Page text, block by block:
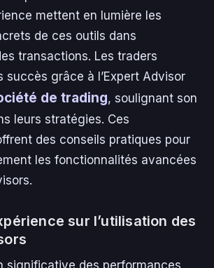
mettent en lumière les
de ces outils dans
transactions. Les traders
succès grâce à l’Expert Advisor
de trading, soulignant son
leurs stratégies. Ces
des conseils pratiques pour
les fonctionnalités avancées
sur l’utilisation des
significative des performances